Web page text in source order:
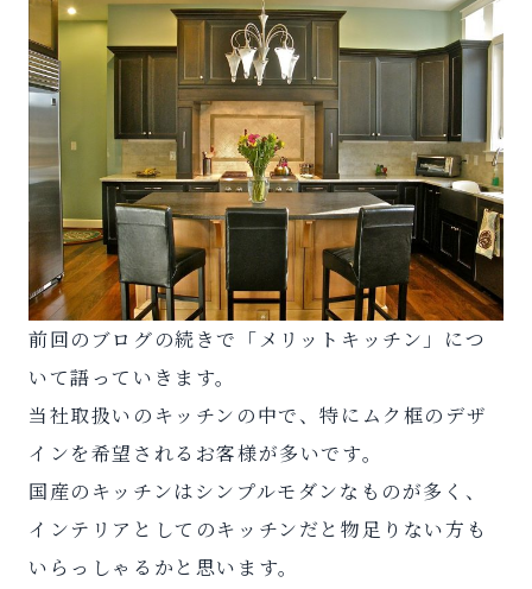
前回のブログの続きで「メリットキッチン」につ
いて語っていきます。
当社取扱いのキッチンの中で、特にムク框のデザ
インを希望されるお客様が多いです。
国産のキッチンはシンプルモダンなものが多く、
インテリアとしてのキッチンだと物足りない方も
いらっしゃるかと思います。